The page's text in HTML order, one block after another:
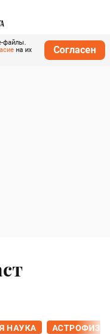
файлы.
на их
Согласен
НАУКА